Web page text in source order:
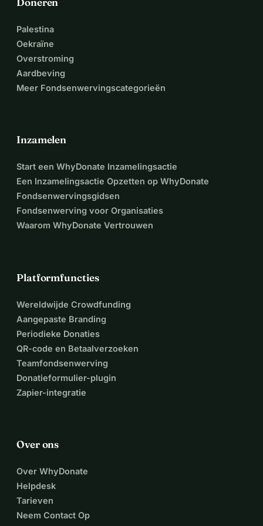
Palestina
Oekraïne
Overstroming
Aardbeving
Meer Fondsenwervingscategorieën
Inzamelen
Start een WhyDonate Inzamelingsactie
Een Inzamelingsactie Opzetten op WhyDonate
Fondsenwervingsgidsen
Fondsenwerving voor Organisaties
Waarom WhyDonate Vertrouwen
Platformfuncties
Wereldwijde Crowdfunding
Aangepaste Branding
Periodieke Donaties
QR-code en Betaalverzoeken
Teamfondsenwerving
Donatieformulier-plugin
Zapier-integratie
Over ons
Over WhyDonate
Helpdesk
Tarieven
Neem Contact Op